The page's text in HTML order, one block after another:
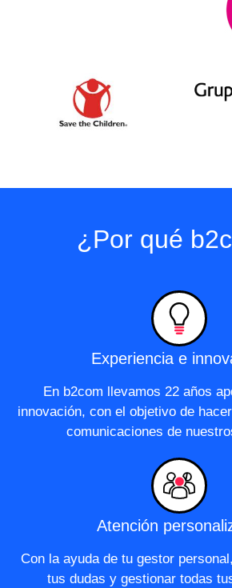
¿Por qué
Experiencia e
En b2com llevamos 22 años
innovación, con el objetivo de
comunicaciones de
Atención
Con la ayuda de tu gestor
tus dudas y gestionar todas